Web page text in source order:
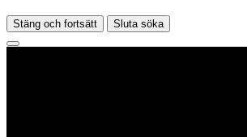
Stäng och fortsätt Sluta söka